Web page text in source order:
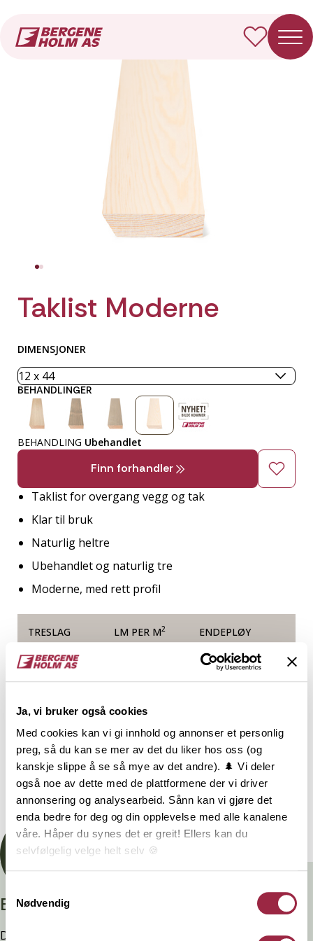
Ja, vi bruker også cookies
Med cookies kan vi gi innhold og annonser et personlig
preg, så du kan se mer av det du liker hos oss (og
kanskje slippe å se så mye av det andre). 🌲 Vi deler
også noe av dette med de plattformene der vi driver
annonsering og analysearbeid. Sånn kan vi gjøre det
enda bedre for deg og din opplevelse med alle kanalene
våre. Håper du synes det er greit! Ellers kan du
selvfølgelig velge helt selv 🍪
Nødvendig
Taklist Moderne
DIMENSJONER
BEHANDLINGER
BEHANDLING Ubehandlet
Finn forhandler
Taklist for overgang vegg og tak
Klar til bruk
Naturlig heltre
Ubehandlet og naturlig tre
Moderne, med rett profil
TRESLAG LM PER M2 ENDEPLØY
Furu
NOBB VARETYPE
55802123
Dokumentasjon
Branntestet
Denne kledninger er testet, dokumentert, godkjent og